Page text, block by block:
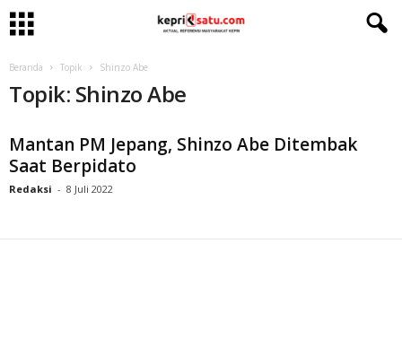
Beranda Topik Shinzo Abe
Topik: Shinzo Abe
Mantan PM Jepang, Shinzo Abe Ditembak
Saat Berpidato
Redaksi - 8 Juli 2022